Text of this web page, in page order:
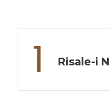
1 Risale-i